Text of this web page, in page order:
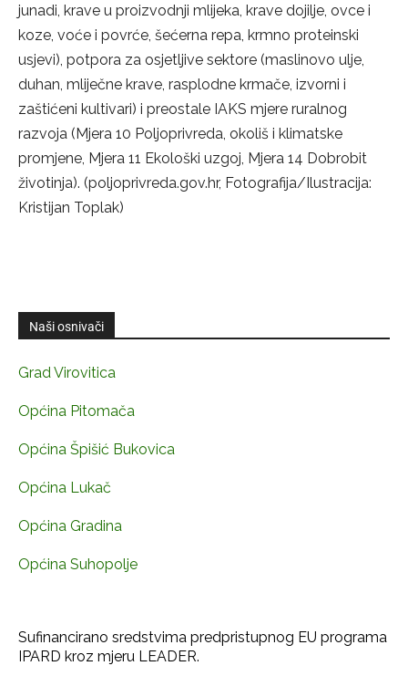
junadi, krave u proizvodnji mlijeka, krave dojilje, ovce i
koze, voće i povrće, šećerna repa, krmno proteinski
usjevi), potpora za osjetljive sektore (maslinovo ulje,
duhan, mliječne krave, rasplodne krmače, izvorni i
zaštićeni kultivari) i preostale IAKS mjere ruralnog
razvoja (Mjera 10 Poljoprivreda, okoliš i klimatske
promjene, Mjera 11 Ekološki uzgoj, Mjera 14 Dobrobit
životinja). (poljoprivreda.gov.hr, Fotografija/Ilustracija:
Kristijan Toplak)
Naši osnivači
Grad Virovitica
Općina Pitomača
Općina Špišić Bukovica
Općina Lukač
Općina Gradina
Općina Suhopolje
Sufinancirano sredstvima predpristupnog EU programa
IPARD kroz mjeru LEADER.